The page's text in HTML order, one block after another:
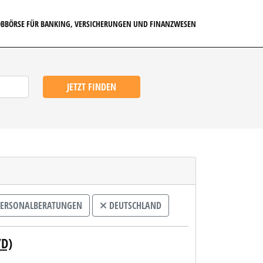
FÜR BANKING, VERSICHERUNGEN UND FINANZWESEN
JETZT FINDEN
DEUTSCHLAND